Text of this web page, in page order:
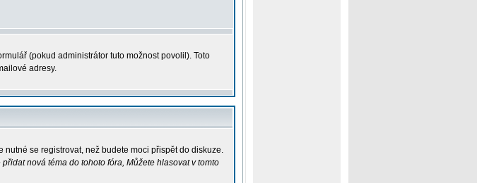
(pokud administrátor tuto možnost povolil). Toto
adresy.
se registrovat, než budete moci přispět do diskuze.
přidat nová téma do tohoto fóra, Můžete hlasovat v tomto